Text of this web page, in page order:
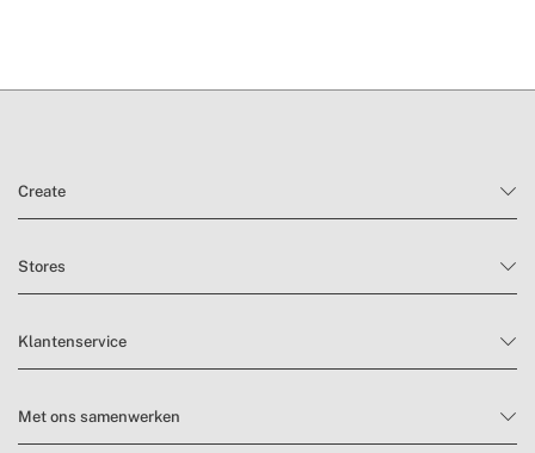
Create
Stores
Klantenservice
Met ons samenwerken